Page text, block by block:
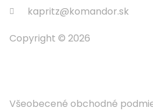
kapritz@komandor.sk
Copyright © 2026
Všeobecené obchodné